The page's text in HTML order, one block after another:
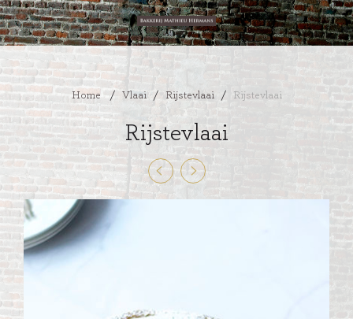
Home / Vlaai / Rijstevlaai / Rijstevlaai
Rijstevlaai